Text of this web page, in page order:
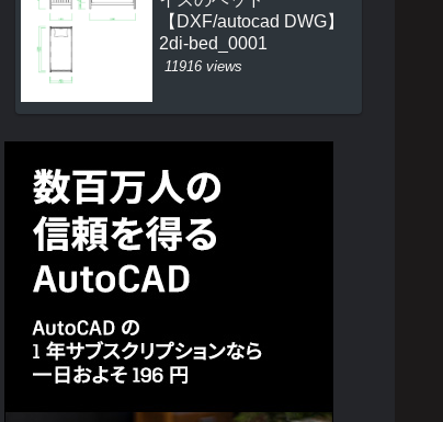
【DXF/autocad DWG】
2di-bed_0001
11916 views